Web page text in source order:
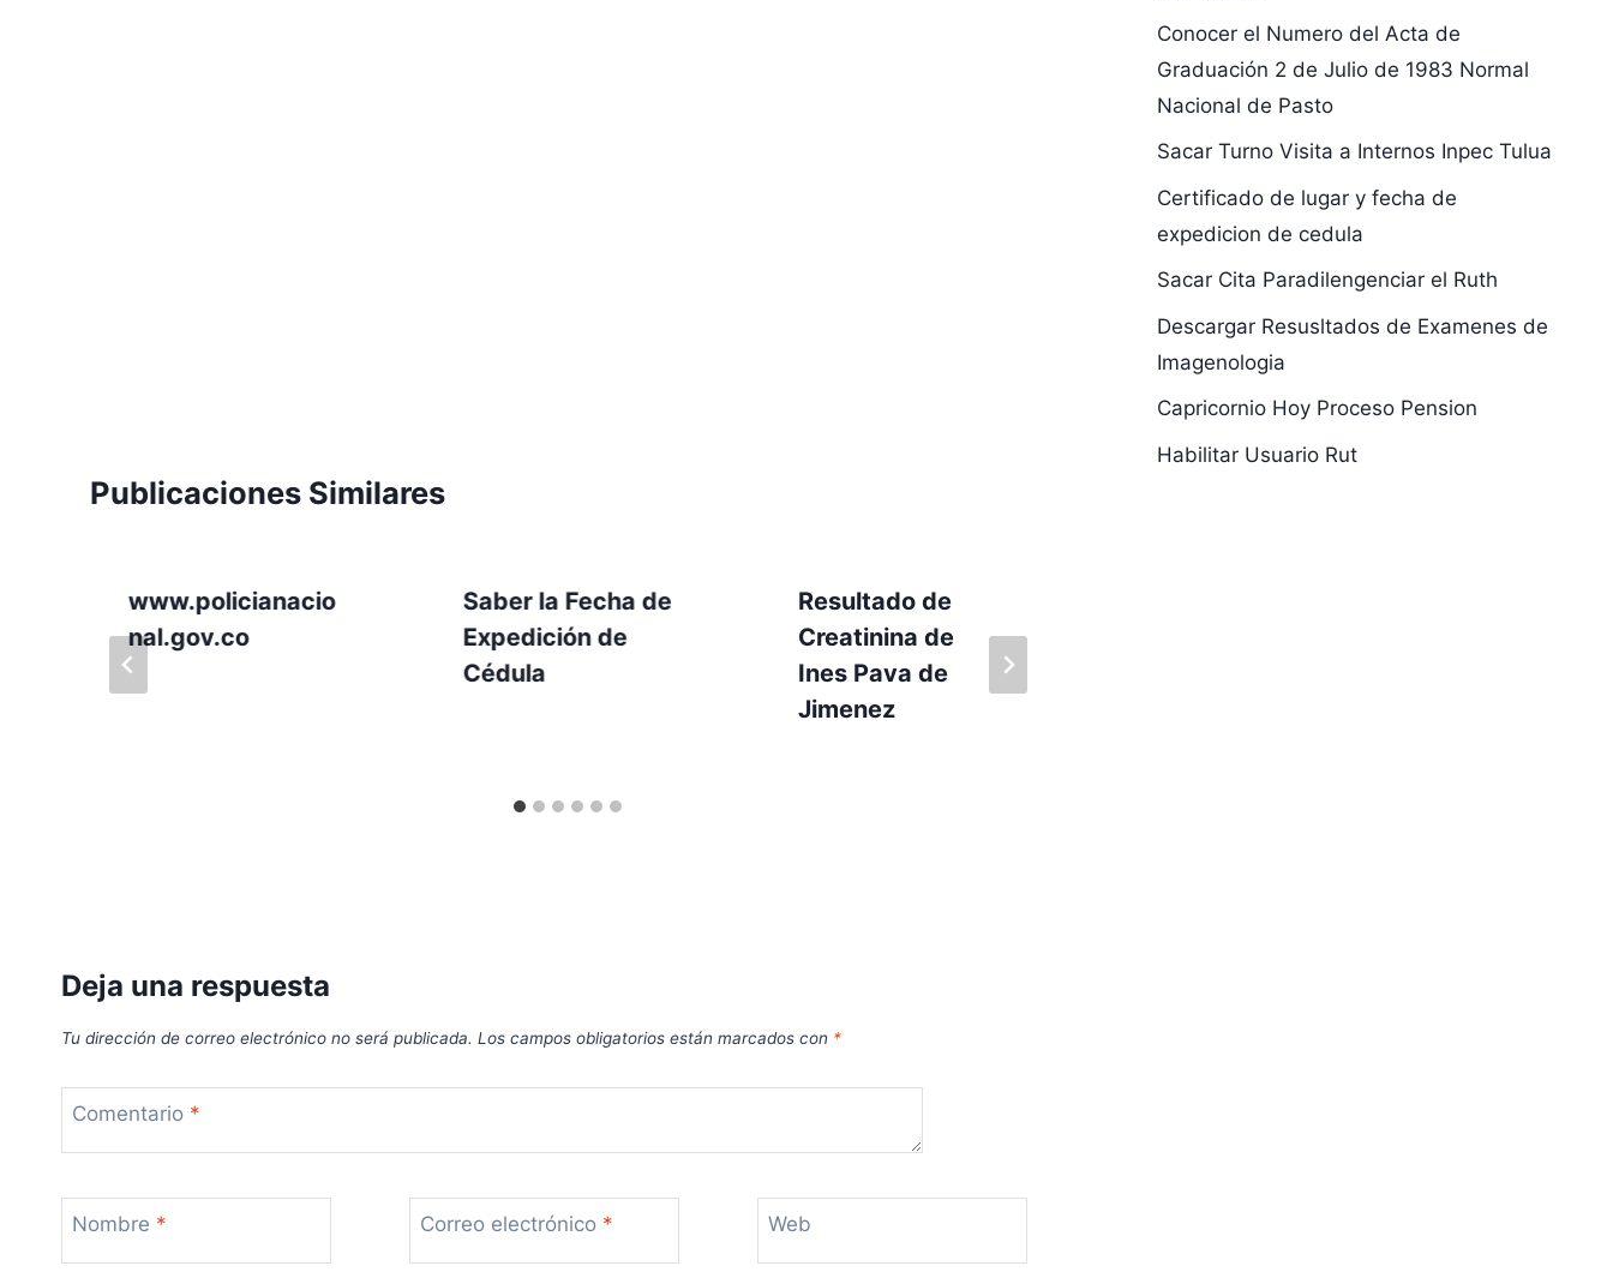
Publicaciones Similares
www.policianacio
nal.gov.co
Saber la Fecha de
Expedición de
Cédula
Resultado de
Creatinina de
Ines Pava de
Jimenez
Deja una respuesta
Tu dirección de correo electrónico no será publicada. Los campos obligatorios están marcados con *
Comentario *
Nombre * Correo electrónico * Web
Conocer el Numero del Acta de
Graduación 2 de Julio de 1983 Normal
Nacional de Pasto
Sacar Turno Visita a Internos Inpec Tulua
Certificado de lugar y fecha de
expedicion de cedula
Sacar Cita Paradilengenciar el Ruth
Descargar Resusltados de Examenes de
Imagenologia
Capricornio Hoy Proceso Pension
Habilitar Usuario Rut